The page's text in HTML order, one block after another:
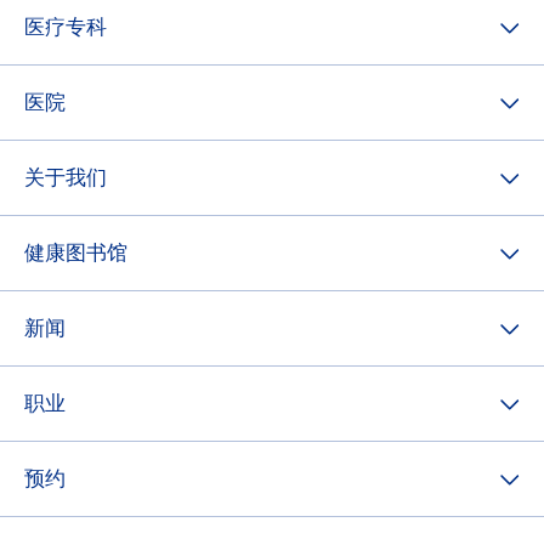
填)
医疗专科
医院
关于我们
健康图书馆
新闻
职业
预约